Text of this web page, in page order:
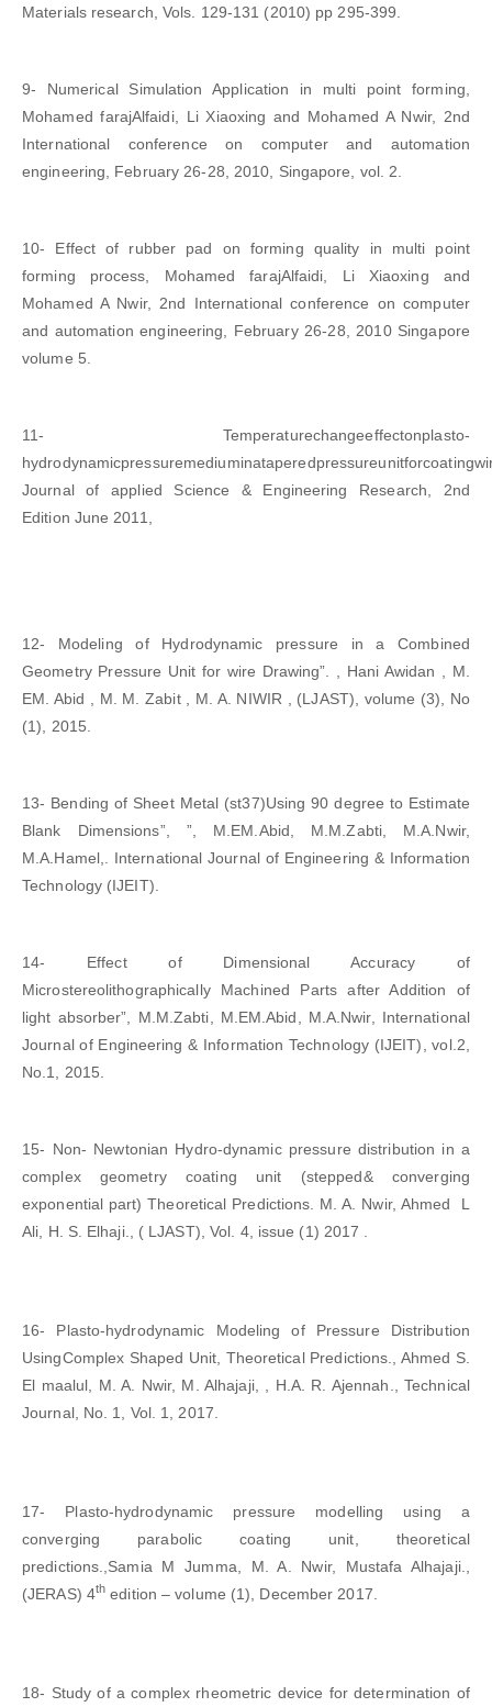
Materials research, Vols. 129-131 (2010) pp 295-399.
9- Numerical Simulation Application in multi point forming,
Mohamed farajAlfaidi, Li Xiaoxing and Mohamed A Nwir, 2nd
International conference on computer and automation
engineering, February 26-28, 2010, Singapore, vol. 2.
10- Effect of rubber pad on forming quality in multi point
forming process, Mohamed farajAlfaidi, Li Xiaoxing and
Mohamed A Nwir, 2nd International conference on computer
and automation engineering, February 26-28, 2010 Singapore
volume 5.
11- Temperaturechangeeffectonplasto-
Journal of applied Science & Engineering Research, 2nd
Edition June 2011,
12- Modeling of Hydrodynamic pressure in a Combined
Geometry Pressure Unit for wire Drawing”. , Hani Awidan , M.
EM. Abid , M. M. Zabit , M. A. NIWIR , (LJAST), volume (3), No
(1), 2015.
13- Bending of Sheet Metal (st37)Using 90 degree to Estimate
Blank Dimensions”, ”, M.EM.Abid, M.M.Zabti, M.A.Nwir,
M.A.Hamel,. International Journal of Engineering & Information
Technology (IJEIT).
14- Effect of Dimensional Accuracy of
Microstereolithographically Machined Parts after Addition of
light absorber”, M.M.Zabti, M.EM.Abid, M.A.Nwir, International
Journal of Engineering & Information Technology (IJEIT), vol.2,
No.1, 2015.
15- Non- Newtonian Hydro-dynamic pressure distribution in a
complex geometry coating unit (stepped& converging
exponential part) Theoretical Predictions. M. A. Nwir, Ahmed L
Ali, H. S. Elhaji., ( LJAST), Vol. 4, issue (1) 2017 .
16- Plasto-hydrodynamic Modeling of Pressure Distribution
UsingComplex Shaped Unit, Theoretical Predictions., Ahmed S.
El maalul, M. A. Nwir, M. Alhajaji, , H.A. R. Ajennah., Technical
Journal, No. 1, Vol. 1, 2017.
17- Plasto-hydrodynamic pressure modelling using a
converging parabolic coating unit, theoretical
predictions.,Samia M Jumma, M. A. Nwir, Mustafa Alhajaji.,
(JERAS) 4th edition – volume (1), December 2017.
18- Study of a complex rheometric device for determination of